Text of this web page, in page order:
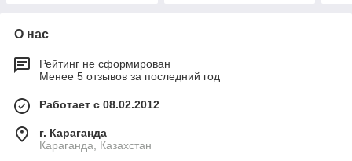
О нас
Рейтинг не сформирован
Менее 5 отзывов за последний год
Работает с 08.02.2012
г. Караганда
Караганда, Казахстан